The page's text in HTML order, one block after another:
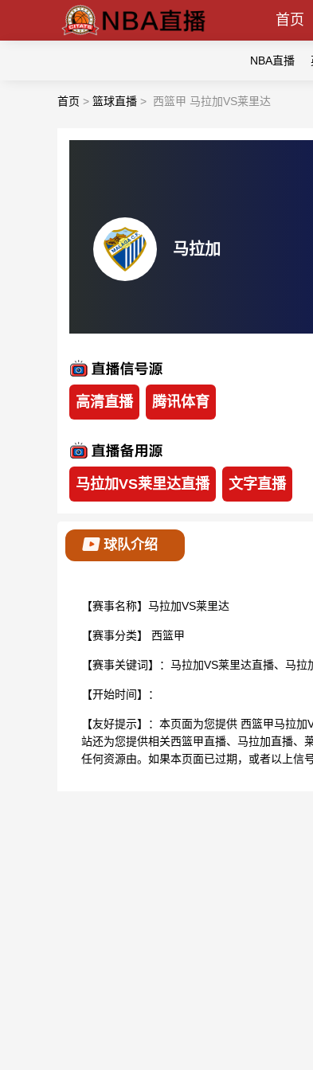
首页
NBA直播
首页 > 篮球直播 > 西篮甲 马拉加VS莱里达
马拉加
高清直播 腾讯体育
马拉加VS莱里达直播 文字直播
球队介绍
【赛事名称】马拉加VS莱里达
【赛事分类】 西篮甲
【赛事关键词】：马拉加VS莱里达直播、马
【开始时间】：
【友好提示】：本页面为您提供 西篮甲马拉
站还为您提供相关西篮甲直播、马拉加直播、
任何资源由。如果本页面已过期，或者以上信